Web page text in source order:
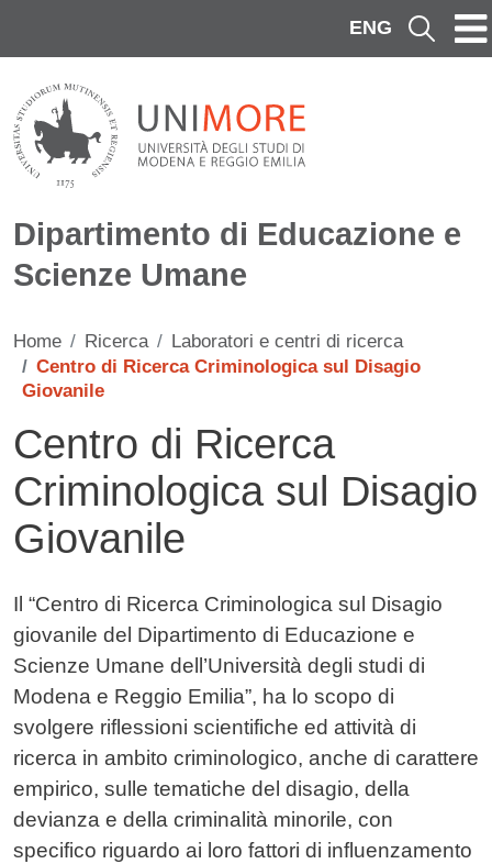
ENG Cerca
Dipartimento di Educazione e
Scienze Umane
Home Ricerca
Laboratori e centri di ricerca
Centro di Ricerca Criminologica sul Disagio
Giovanile
Centro di Ricerca
Criminologica sul Disagio
Giovanile
Contenuto
Il “Centro di Ricerca Criminologica sul Disagio
giovanile del Dipartimento di Educazione e
Scienze Umane dell’Università degli studi di
Modena e Reggio Emilia”, ha lo scopo di
svolgere riflessioni scientifiche ed attività di
ricerca in ambito criminologico, anche di carattere
empirico, sulle tematiche del disagio, della
devianza e della criminalità minorile, con
specifico riguardo ai loro fattori di influenzamento